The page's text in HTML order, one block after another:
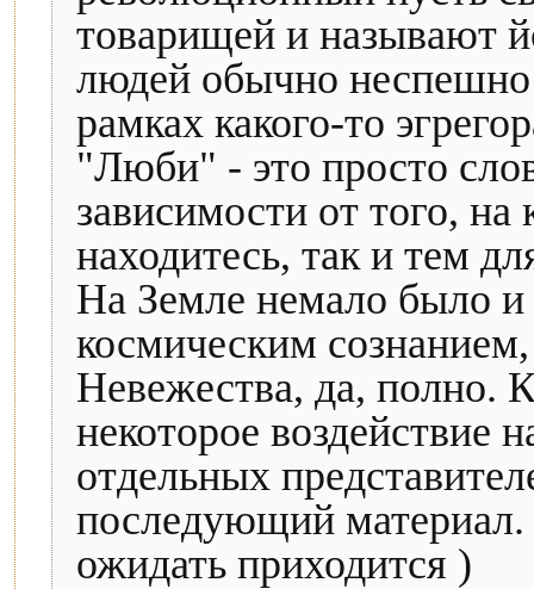
товарищей и называют
людей обычно неспешно
рамках какого-то
"Люби" - это просто
зависимости от того,
находитесь, так и тем
На Земле немало было и
космическим
Невежества, да, полно.
некоторое воздействие
отдельных
последующий материал.
ожидать приходится )